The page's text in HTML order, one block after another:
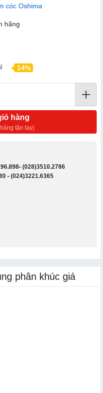
cóc Oshima
hãng
14%
hàng
tận tay)
- (028)3510.2786
- (024)3221.6365
phân khúc giá